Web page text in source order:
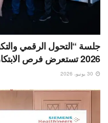
2026 تستعرض فرص الابتكار وتعزيز كفاءة الأعمال